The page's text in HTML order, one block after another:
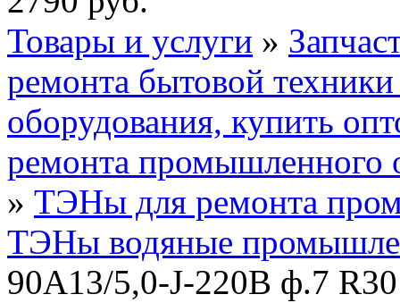
Товары и услуги »
ремонта бытовой
оборудования, купить
ремонта промышленного
» ТЭНы для ремонта
ТЭНы водяные
90А13/5,0-J-220В ф.7